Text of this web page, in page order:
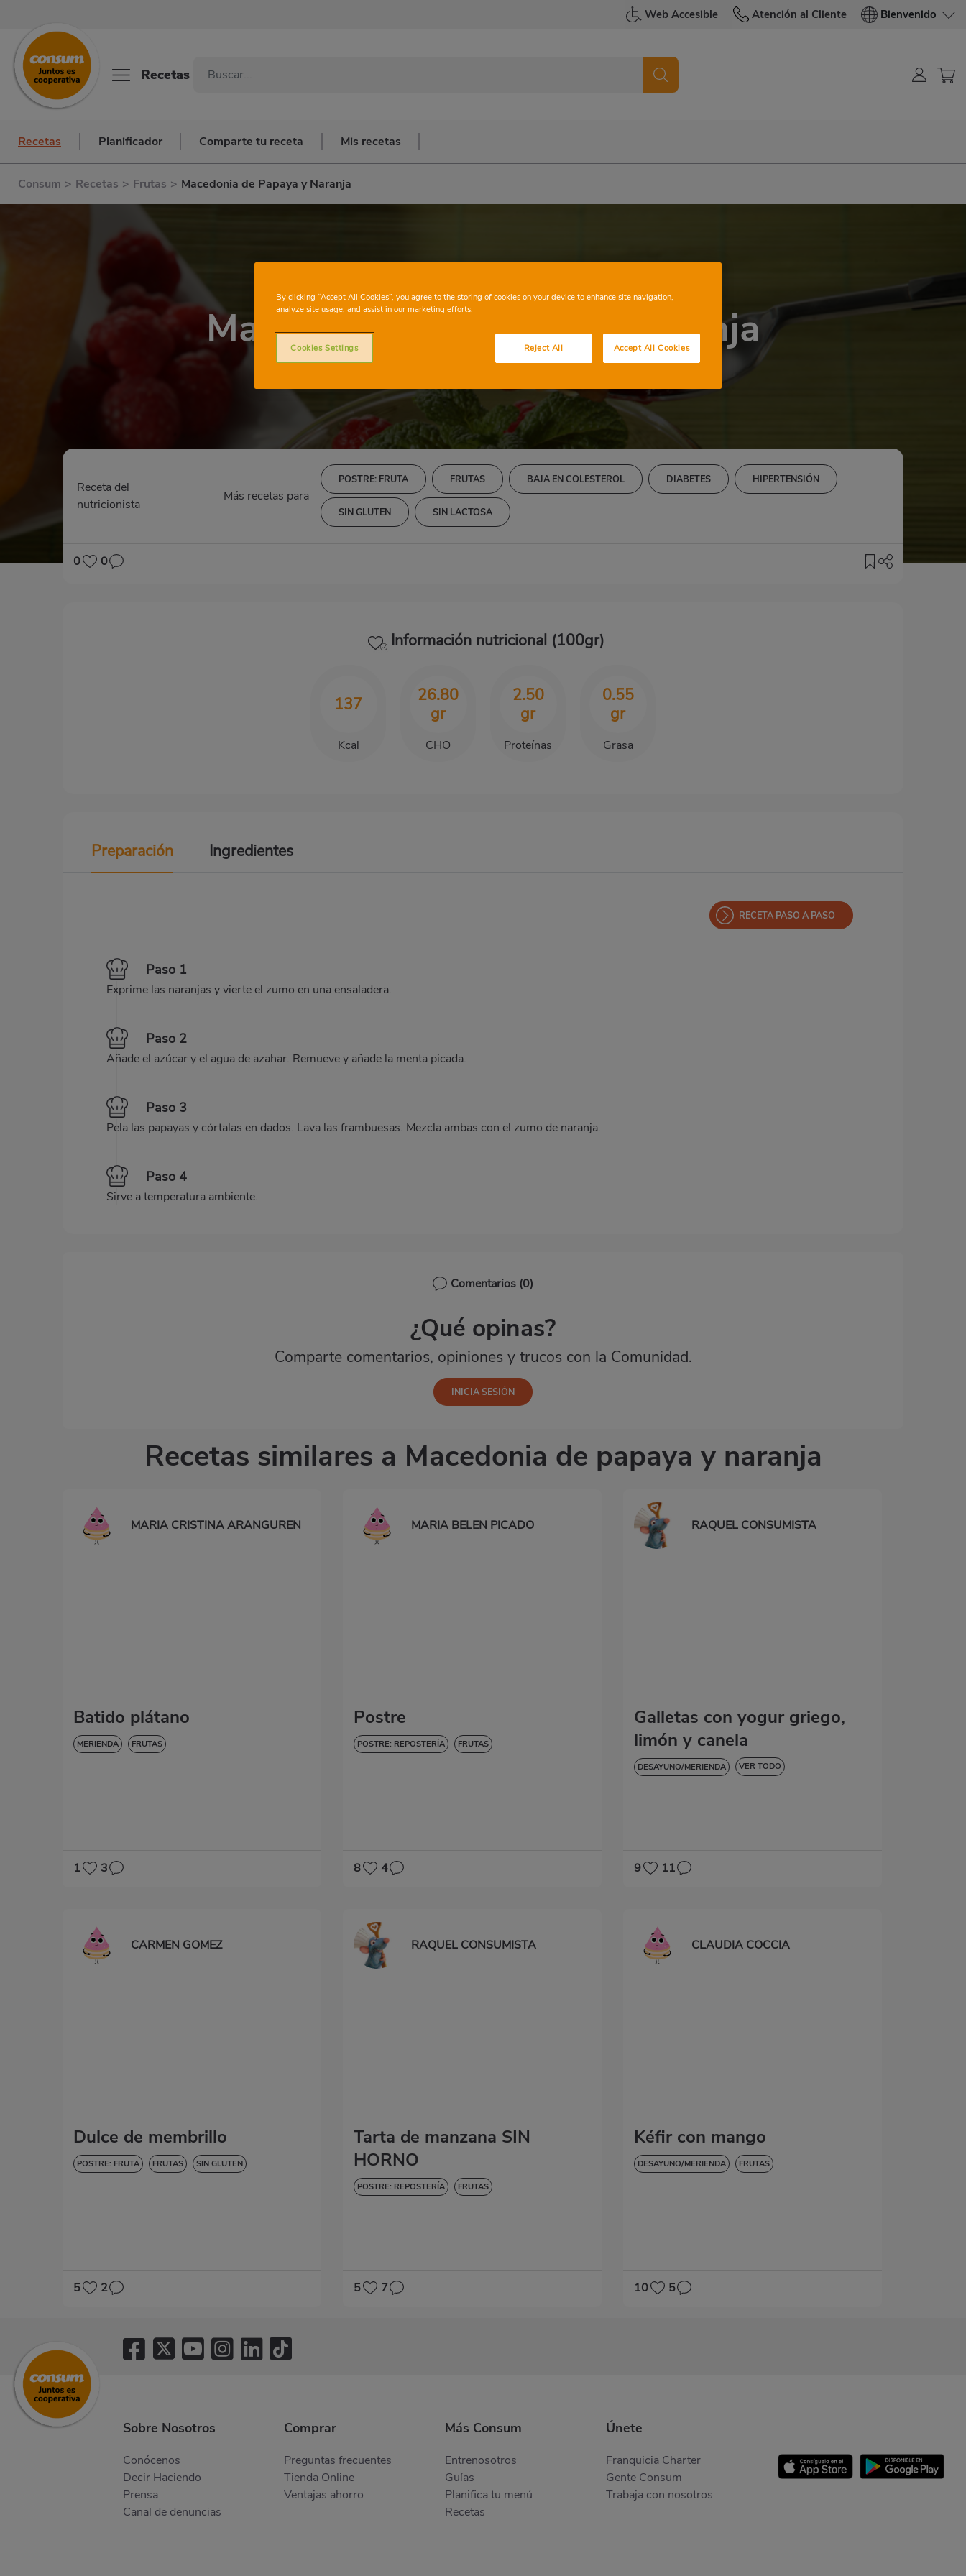
Web Accesible Atención al Cliente Bienvenido
Recetas
Recetas Planificador Comparte tu receta Mis recetas
Consum > Recetas > Frutas > Macedonia de Papaya y Naranja
Macedonia de papaya y naranja
Receta del
nutricionista
Más recetas para
POSTRE: FRUTA FRUTAS BAJA EN COLESTEROL DIABETES HIPERTENSIÓN
SIN GLUTEN SIN LACTOSA
0 0
Información nutricional (100gr)
137
Kcal
26.80
gr
CHO
2.50
gr
Proteínas
0.55
gr
Grasa
Preparación Ingredientes
RECETA PASO A PASO
Paso 1
Exprime las naranjas y vierte el zumo en una ensaladera.
Paso 2
Añade el azúcar y el agua de azahar. Remueve y añade la menta picada.
Paso 3
Pela las papayas y córtalas en dados. Lava las frambuesas. Mezcla ambas con el zumo de naranja.
Paso 4
Sirve a temperatura ambiente.
Comentarios (0)
¿Qué opinas?
Comparte comentarios, opiniones y trucos con la Comunidad.
Recetas similares a Macedonia de papaya y naranja
MARIA CRISTINA ARANGUREN
Batido plátano
MERIENDA FRUTAS
1 3
MARIA BELEN PICADO
Postre
POSTRE: REPOSTERÍA FRUTAS
8 4
RAQUEL CONSUMISTA
Galletas con yogur griego,
limón y canela
DESAYUNO/MERIENDA VER TODO
9 11
CARMEN GOMEZ
Dulce de membrillo
POSTRE: FRUTA FRUTAS SIN GLUTEN
5 2
RAQUEL CONSUMISTA
Tarta de manzana SIN
HORNO
POSTRE: REPOSTERÍA FRUTAS
5 7
CLAUDIA COCCIA
Kéfir con mango
DESAYUNO/MERIENDA FRUTAS
10 5
Sobre Nosotros
Conócenos
Decir Haciendo
Prensa
Canal de denuncias
Comprar
Preguntas frecuentes
Tienda Online
Ventajas ahorro
Más Consum
Entrenosotros
Guías
Planifica tu menú
Recetas
Únete
Franquicia Charter
Gente Consum
Trabaja con nosotros
By clicking “Accept All Cookies”, you agree to the storing of cookies on your device to enhance site navigation,
analyze site usage, and assist in our marketing efforts.
Reject All Accept All Cookies
Cookies Settings